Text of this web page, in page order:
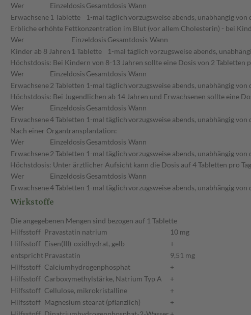
Wer
Einzeldosis Gesamtdosis Wann
Erwachsene 1 Tablette 1-mal täglichvorzugsweise abends, unabhängig
Erbliche erhöhte Fettkonzentration im Blut (vor allem Cholesterin) - bei
Wer
Einzeldosis Gesamtdosis Wann
Kinder ab 8 Jahren 1 Tablette 1-mal täglichvorzugsweise abends,
Höchstdosis: Bei Kindern von 8-13 Jahren sollte eine Dosis von 2 Tabletten
Wer
Einzeldosis Gesamtdosis Wann
Erwachsene2 Tabletten 1-mal täglichvorzugsweise abends, unabhängig
Höchstdosis: Bei Jugendlichen ab 14 Jahren und Erwachsenen sollte eine
Wer
Einzeldosis Gesamtdosis Wann
Erwachsene4 Tabletten 1-mal täglichvorzugsweise abends, unabhängig
Nach einer Organtransplantation:
Wer
Einzeldosis Gesamtdosis Wann
Erwachsene2 Tabletten 1-mal täglichvorzugsweise abends, unabhängig
Höchstdosis: Unter ärztlicher Aufsicht kann die Dosis auf 4 Tabletten pro
Wer
Einzeldosis Gesamtdosis Wann
Erwachsene4 Tabletten 1-mal täglichvorzugsweise abends, unabhängig
Wirkstoffe
Die angegebenen Mengen sind bezogen auf 1 Tablette
Hilfsstoff Pravastatin natrium
10 mg
Hilfsstoff Eisen(III)-oxidhydrat, gelb
+
entsprichtPravastatin
9,51 mg
Hilfsstoff Calciumhydrogenphosphat
+
Hilfsstoff Carboxymethylstärke, Natrium Typ A
+
Hilfsstoff Cellulose, mikrokristalline
+
Hilfsstoff Magnesium stearat (pflanzlich)
+